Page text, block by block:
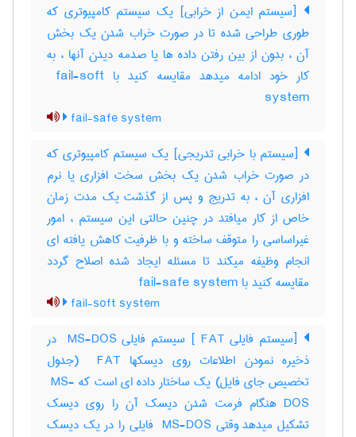
[سیستم ایمن از خرابی] یک سیستم کامپیوتری که
طوری طراحی شده تا در صورت خراب شدن یک بخش
آن ، بدون از بین رفتن داده ها یا صدمه دیدن آنها ، به
کار خود ادامه میدهد مقایسه کنید با ‎ fail-soft
system
fail-safe system
[سیستم با خرابی تدریجی] یک سیستم کامپیوتری که
در صورت خراب شدن یک بخش سخت افزاری یا نرم
افزاری آن ، به تدریج و پس از گذشت یک مدت زمان
خاص از کار میافتد در چنین حالتی این سیستم ، امور
غیراساسی را متوقف ساخته و با ظرفیت کاهش یافته ای
انجام وظیفه میکند تا مسئله ایجاد شده اصلاح گردد
مقایسه کنید با ‎ fail-safe system
fail-soft system
[سیستم فایلی ‎ FAT] سیستم فایلی ‎ MS-DOS در
ذخیره نمودن اطلاعات روی دیسکها ‎ FAT (جدول
تخصیص جای فایل) یک ساختار داده ای است که ‎ MS-
DOS هنگام فرمت شدن دیسک آن را روی دیسک
تشکیل میدهد وقتی ‎ MS-DOS فایلی را در یک دیسک